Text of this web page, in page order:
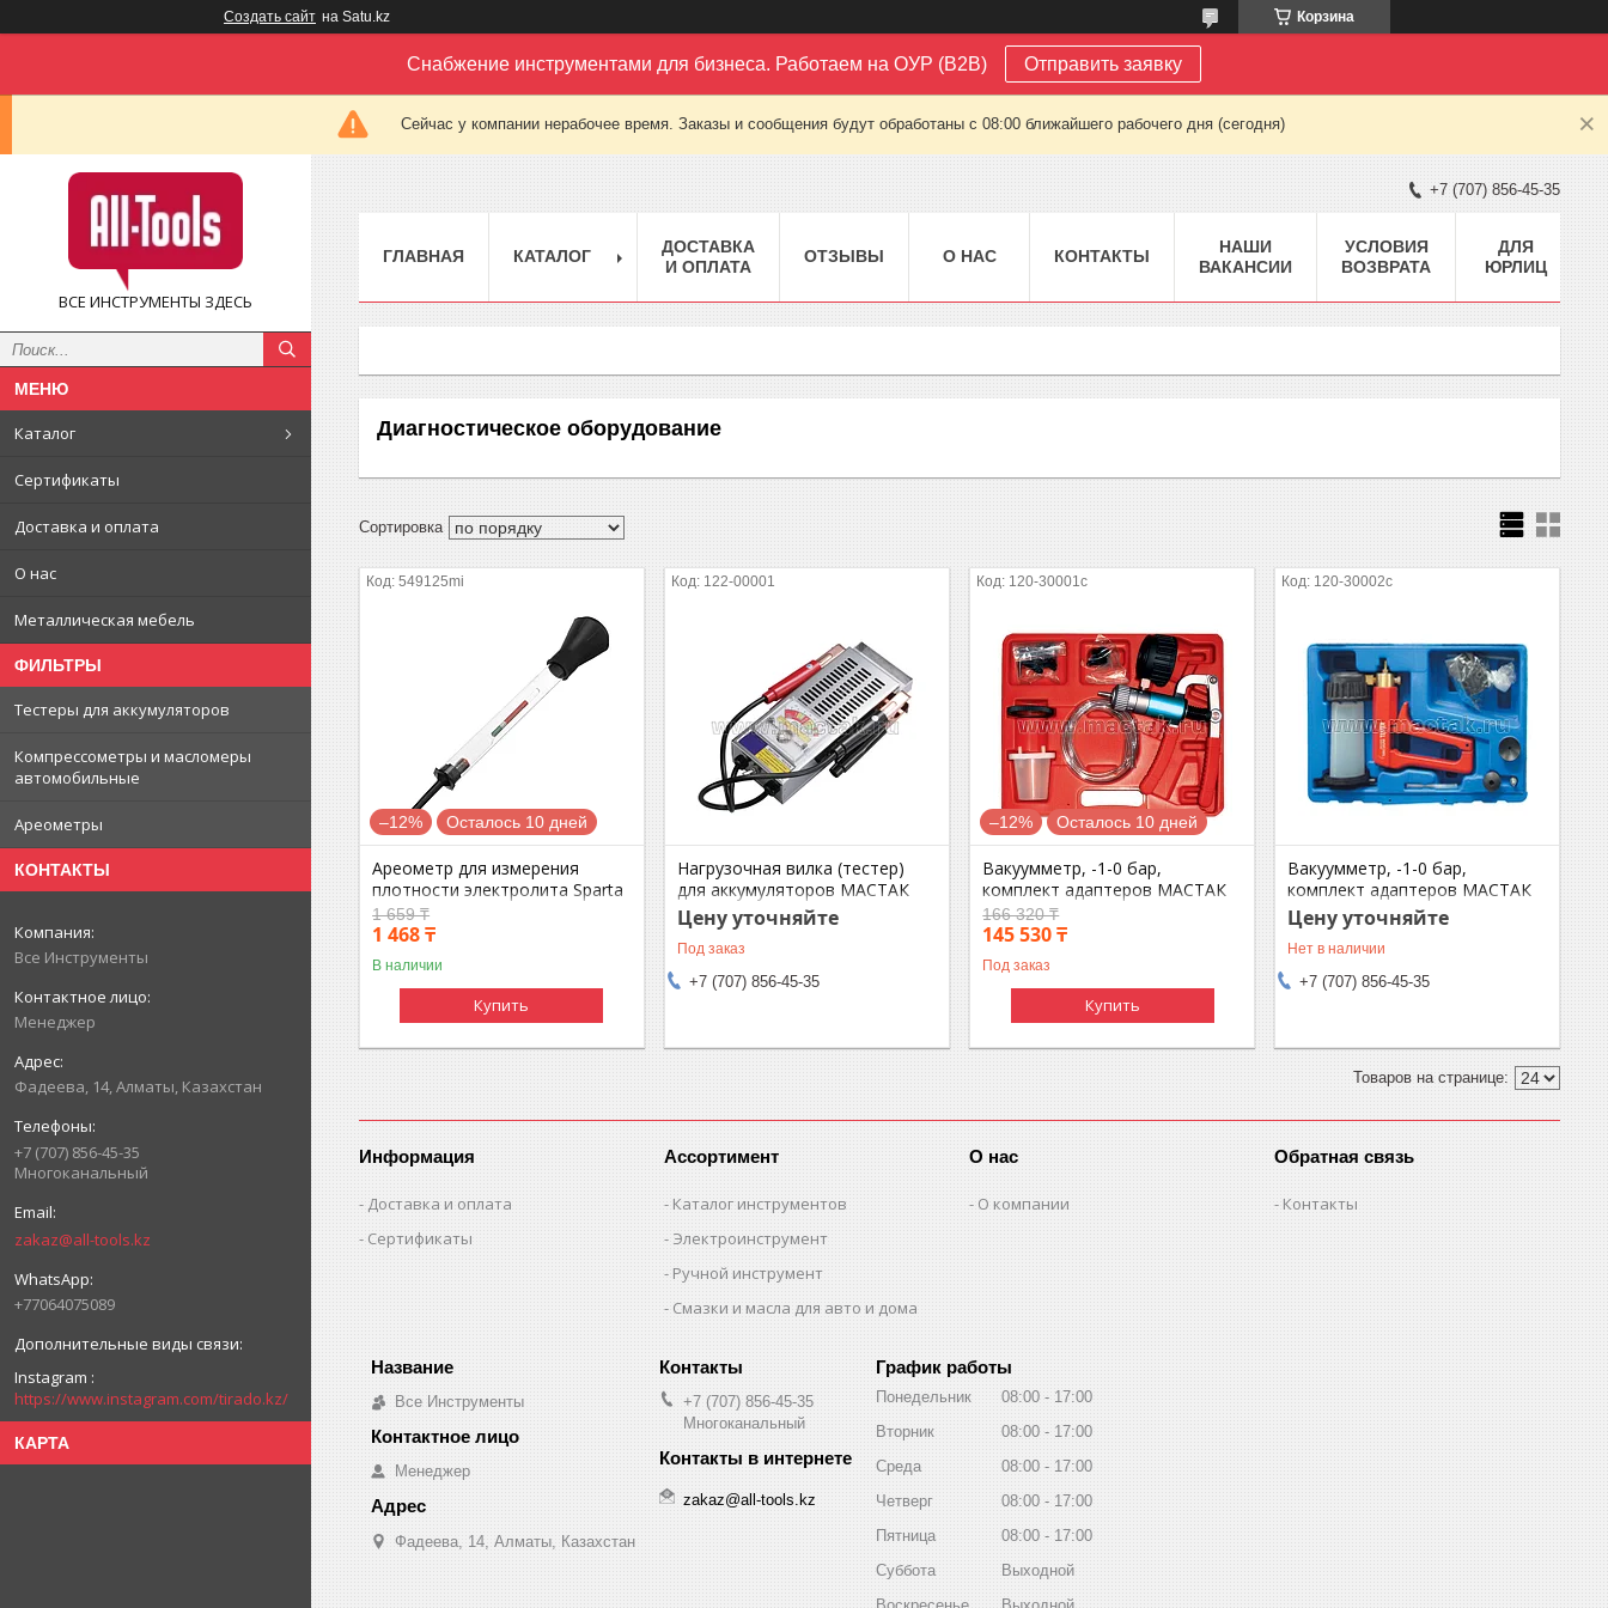
Создать сайт на Satu.kz Корзина
Снабжение инструментами для бизнеса. Работаем на ОУР (B2B) Отправить заявку
Сейчас у компании нерабочее время. Заказы и сообщения будут обработаны с 08:00 ближайшего рабочего дня (сегодня)
ВСЕ ИНСТРУМЕНТЫ ЗДЕСЬ
Каталог
Сертификаты
Доставка и оплата
О нас
Металлическая мебель
ФИЛЬТРЫ
Тестеры для аккумуляторов
Компрессометры и масломеры
автомобильные
Ареометры
КОНТАКТЫ
Все Инструменты
Менеджер
Фадеева, 14, Алматы, Казахстан
+7 (707) 856-45-35
Многоканальный
zakaz@all-tools.kz
+77064075089
Instagram
https://www.instagram.com/tirado.kz/
КАРТА
+7 (707) 856-45-35
ГЛАВНАЯ КАТАЛОГ
ДОСТАВКА
И ОПЛАТА
ОТЗЫВЫ О НАС КОНТАКТЫ
НАШИ
ВАКАНСИИ
УСЛОВИЯ
ВОЗВРАТА
ДЛЯ
ЮРЛИЦ
Диагностическое оборудование
549125mi
–12% Осталось 10 дней
Ареометр для измерения
плотности электролита Sparta
1 659 ₸
1 468 ₸
В наличии
Купить
122-00001
Нагрузочная вилка (тестер)
для аккумуляторов МАСТАК
122-00001
Цену уточняйте
Под заказ
+7 (707) 856-45-35
120-30001c
–12% Осталось 10 дней
Вакуумметр, -1-0 бар,
комплект адаптеров МАСТАК
120-30001C
166 320 ₸
145 530 ₸
Под заказ
Купить
120-30002c
Вакуумметр, -1-0 бар,
комплект адаптеров МАСТАК
120-30002C
Цену уточняйте
Нет в наличии
+7 (707) 856-45-35
Информация
Доставка и оплата
Сертификаты
Ассортимент
Каталог инструментов
Электроинструмент
Ручной инструмент
Смазки и масла для авто и дома
О нас
О компании
Обратная связь
Контакты
Все Инструменты
Менеджер
Фадеева, 14, Алматы, Казахстан
+7 (707) 856-45-35
Многоканальный
zakaz@all-tools.kz
График работы
Понедельник 08:00
17:00
Вторник
08:00
17:00
Среда
08:00
17:00
Четверг
08:00
17:00
Пятница
08:00
17:00
Суббота
Выходной